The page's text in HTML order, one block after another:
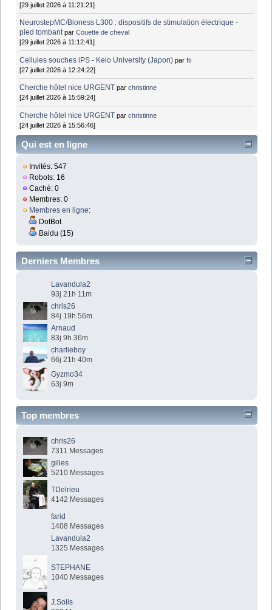
[29 juillet 2026 à 11:21:21]
NeurostepMC/Bioness L300 : dispositifs de stimulation électrique -
pied tombant parCouette de cheval
[29 juillet 2026 à 11:12:41]
Cellules souches iPS - Keio University (Japon) parfti
[27 juillet 2026 à 12:24:22]
Cherche hôtel nice URGENT parchristinne
[24 juillet 2026 à 15:59:24]
Cherche hôtel nice URGENT parchristinne
[24 juillet 2026 à 15:56:46]
Qui est en ligne
Invités: 547
Robots: 16
Caché: 0
Membres: 0
Membres en ligne:
DotBot
Baidu (15)
Derniers Membres
Lavandula2
93j 21h 11m
chris26
84j 19h 56m
Arnaud
83j 9h 36m
charlieboy
66j 21h 40m
Gyzmo34
63j 9m
Top membres
chris26
7311 Messages
gilles
5210 Messages
TDelrieu
4142 Messages
farid
1408 Messages
Lavandula2
1325 Messages
STEPHANE
1040 Messages
J.Solis